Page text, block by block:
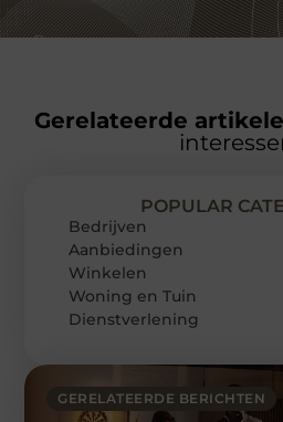
Gerelateerde
GERELATEERDE BERICHTEN
POPULAR
Bedrijven
Aanbiedingen
Winkelen
Woning en Tuin
Dienstverlening